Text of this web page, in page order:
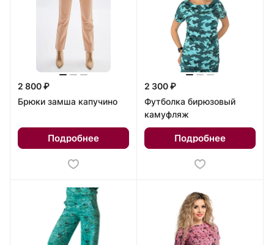
2 800 ₽
Брюки замша капучино
Подробнее
2 300 ₽
Футболка бирюзовый
камуфляж
Подробнее